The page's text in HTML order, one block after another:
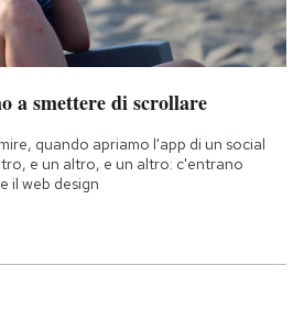
a smettere di scrollare
quando apriamo l'app di un social
e un altro, e un altro: c'entrano
il web design